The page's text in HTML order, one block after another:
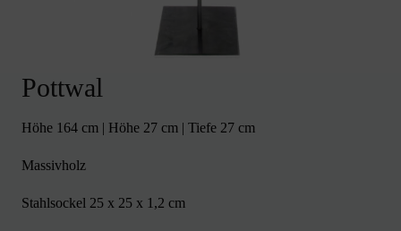
Pottwal
Höhe 164 cm | Höhe 27 cm | Tiefe 27 cm
Massivholz
Stahlsockel 25 x 25 x 1,2 cm